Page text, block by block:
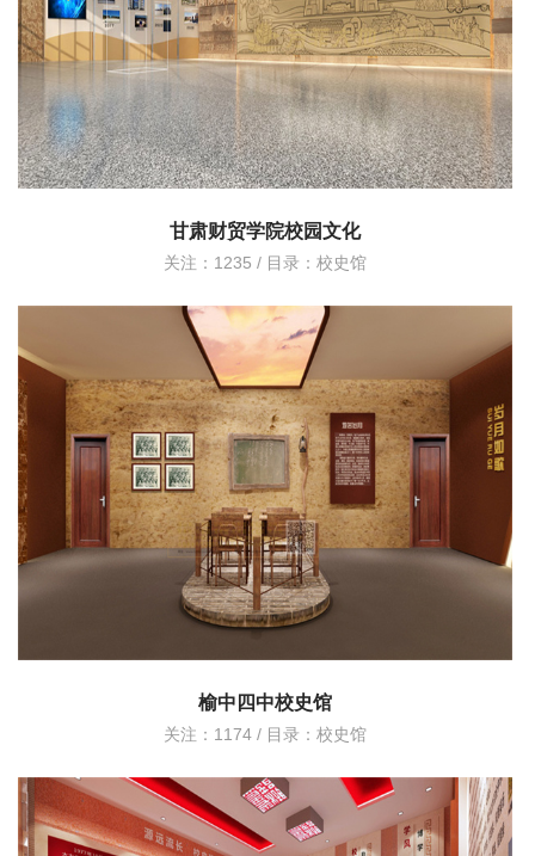
甘肃财贸学院校园文化
关注：1235 / 目录： 校史馆
榆中四中校史馆
关注：1174 / 目录： 校史馆